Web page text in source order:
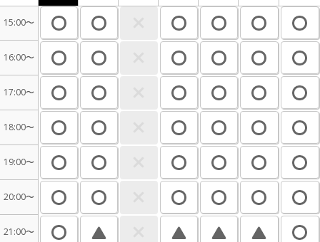
15:00〜
16:00〜
17:00〜
18:00〜
19:00〜
20:00〜
21:00〜